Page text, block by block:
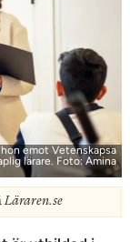
emot Vetenskapsa
lärare. Foto: Amina
Läraren.se